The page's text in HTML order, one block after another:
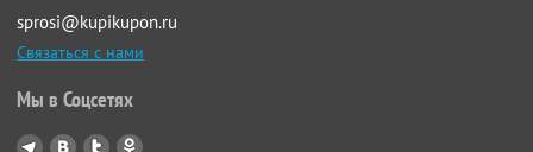
sprosi@kupikupon.ru
Связаться с нами
Мы в Соцсетях